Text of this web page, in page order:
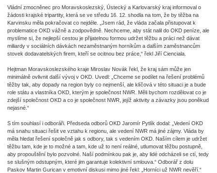
Vládní zmocněnec pro Moravskoslezský, Ústecký a Karlovarský kraj informoval o
žádosti krajské tripartity, která se ve středu 16. 12. shodla na tom, že by těžba na
Karvinsku měla pokračovat co nejdéle. „Jsem rád, že vláda začala přistupovat k
problematice OKD vážně a zodpovědně. Nechceme, aby stát nalil do OKD peníze, ale
myslíme si, že nejlepší cestou je přijatelnou formou udržet těžbu a práci než dávat
miliardy v sociálních dávkách nezaměstnaným horníkům a dalším zaměstnancům
stovek dodavatelských firem, kteří se ocitnou bez práce,“ řekl Jiří Cienciala.
Hejtman Moravskoslezského kraje Miroslav Novák řekl, že kraj sám může jen
minimálně ovlivnit další vývoj v OKD. Uvedl: „Chceme se podílet na řešení problémů
těžby tak, aby dopady na region byly co nejmenší, ale klíčová v této situaci je a bude
role státu a vlastníka OKD, kterým je společnost NWR. Měli bychom rozdělovat co je
zdejší společnost OKD a co je společnost NWR, jejíž aktivity a závazky jsou poněkud
nejasné.“
S tím souhlasí i odboráři. Předseda odborů OKD Jaromír Pytlík dodal: „Vedení OKD
má snahu situaci řešit ve vztahu k regionu, ale vedení NWR má jiné zájmy. Vláda by
měla hledat řešení společně jak s odbory, tak s vedením OKD. Naším cílem je udržet
těžbu tam, kde je to možné a tam, kde už to není reálné, utlumovat těžbu postupně,
aby propouštění bylo pozvolné. Naší podmínkou pak je, aby lidé odcházeli se ctí, tedy
se slušným odstupným, které jim garantuje kolektivní smlouva.“ Odborář z dolu
Paskov Martin Gurican v emotivní diskusi mimo jiné řekl: „Horníci už NWR nevěří.“